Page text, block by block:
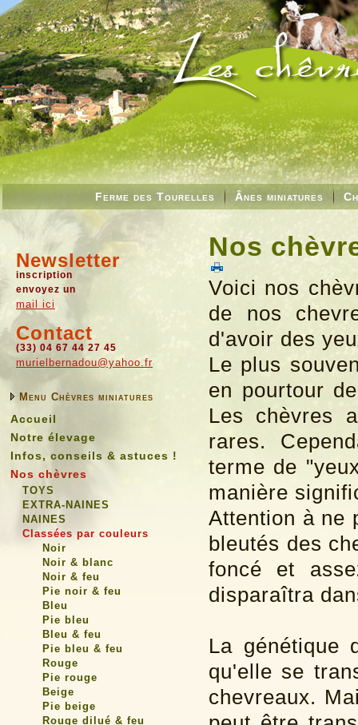
Ferme des Tourelles Ânes miniatures
Newsletter
inscription
envoyez un
mail ici
Contact
(33) 04 67 44 27 45
murielbernadou@yahoo.fr
Menu Chèvres miniatures
Accueil
Notre élevage
Infos, conseils & astuces !
Nos chèvres
TOYS
EXTRA-NAINES
NAINES
Classées par couleurs
Noir
Noir & blanc
Noir & feu
Pie noir & feu
Bleu
Pie bleu
Bleu & feu
Pie bleu & feu
Rouge
Pie rouge
Beige
Pie beige
Rouge dilué & feu
Nos
Voici nos
de nos
d'avoir des
Le plus
en pourtour
Les chèvres
rares.
terme de
manière
Attention à ne
bleutés des
foncé et
disparaîtra
La génétique
qu'elle se
chevreaux.